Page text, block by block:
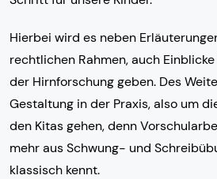
Hierbei wird es neben
rechtlichen Rahmen, auch
der Hirnforschung geben. Des
Gestaltung in der Praxis, also um
den Kitas gehen, denn
mehr aus Schwung- und
klassisch kennt.